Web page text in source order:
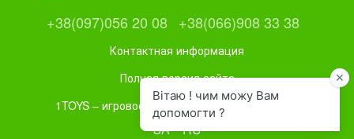
+38(097)056 20 08 +38(066)908 33 38
Контактная информация
Полная версия сайта
1TOYS – игровое и спортивное оборудование
UA RU